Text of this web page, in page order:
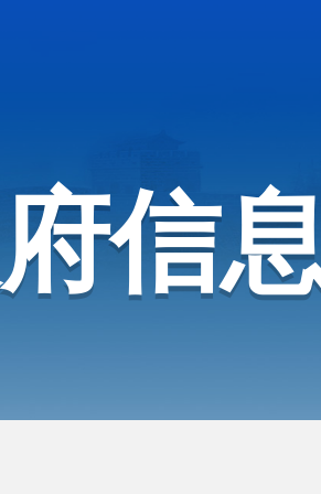
信